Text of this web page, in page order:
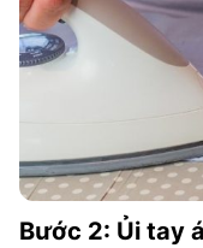
Bước 2: Ủi tay